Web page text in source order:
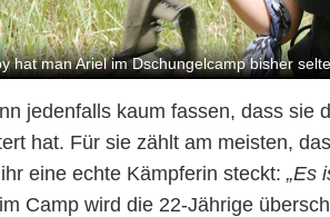
hat man Ariel im Dschungelcamp bisher
jedenfalls kaum fassen, dass sie
hat. Für sie zählt am meisten,
eine echte Kämpferin steckt: „Es
Camp wird die 22-Jährige